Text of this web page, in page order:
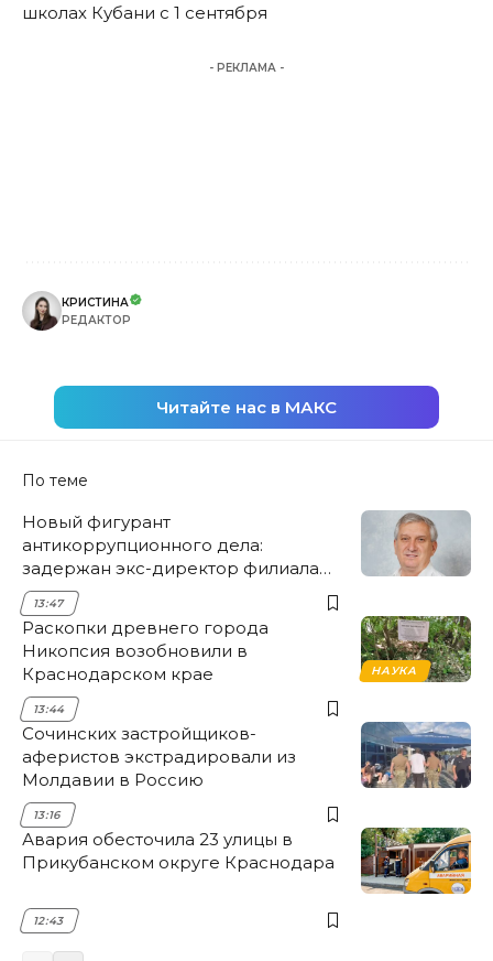
школах Кубани с 1 сентября
- РЕКЛАМА -
КРИСТИНА
РЕДАКТОР
Читайте нас в МАКС
По теме
Новый фигурант
антикоррупционного дела:
задержан экс-директор филиала
НЭСК Крымска
13:47
НАУКА
Раскопки древнего города
Никопсия возобновили в
Краснодарском крае
13:44
Сочинских застройщиков-
аферистов экстрадировали из
Молдавии в Россию
13:16
Авария обесточила 23 улицы в
Прикубанском округе Краснодара
12:43